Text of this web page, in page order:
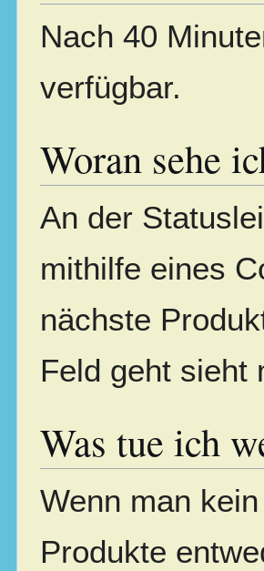
Nach 40
verfügbar.
Woran sehe
An der
mithilfe eines
nächste
Feld geht sieht
Was tue ich
Wenn man
Produkte